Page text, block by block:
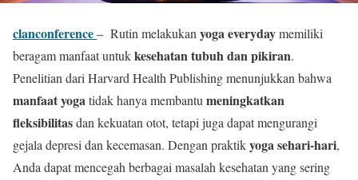
clanconference– Rutin melakukan yoga everydaymemiliki
beragam manfaat untukkesehatan tubuh dan pikiran.
Penelitian dari Harvard Health Publishing menunjukkan bahwa
manfaat yogatidak hanya membantu meningkatkan
fleksibilitasdan kekuatan otot, tetapi juga dapat mengurangi
gejala depresi dan kecemasan. Dengan praktikyoga sehari-hari,
Anda dapat mencegah berbagai masalah kesehatan yang sering